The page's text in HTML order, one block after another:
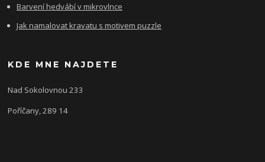
Barvení hedvábí v mikrovlnce
Jak namalovat kravatu s motivem puzzle
KDE MNE NAJDETE
Nad Sokolovnou 233
Poříčany, 289 14